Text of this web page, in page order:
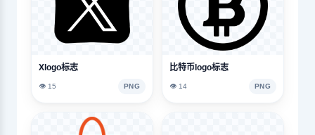
Xlogo标志
👁️ 15 PNG
比特币logo标志
👁️ 14 PNG